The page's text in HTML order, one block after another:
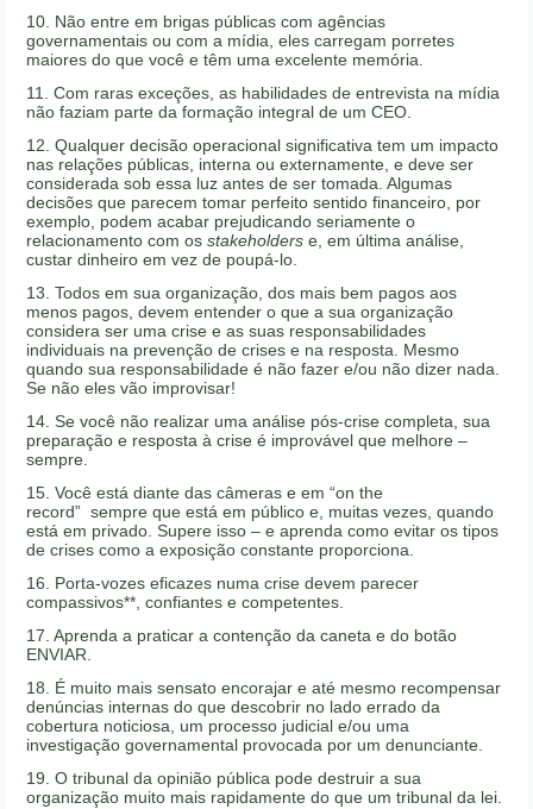
10. Não entre em brigas públicas com agências
governamentais ou com a mídia, eles carregam porretes
maiores do que você e têm uma excelente memória.
11. Com raras exceções, as habilidades de entrevista na mídia
não faziam parte da formação integral de um CEO.
12. Qualquer decisão operacional significativa tem um impacto
nas relações públicas, interna ou externamente, e deve ser
considerada sob essa luz antes de ser tomada. Algumas
decisões que parecem tomar perfeito sentido financeiro, por
exemplo, podem acabar prejudicando seriamente o
relacionamento com osstakeholders e, em última análise,
custar dinheiro em vez de poupá-lo.
13. Todos em sua organização, dos mais bem pagos aos
menos pagos, devem entender o que a sua organização
considera ser uma crise e as suas responsabilidades
individuais na prevenção de crises e na resposta. Mesmo
quando sua responsabilidade é não fazer e/ou não dizer nada.
Se não eles vão improvisar!
14. Se você não realizar uma análise pós-crise completa, sua
preparação e resposta à crise é improvável que melhore –
sempre.
15. Você está diante das câmeras e em “on the
record” sempre que está em público e, muitas vezes, quando
está em privado. Supere isso – e aprenda como evitar os tipos
de crises como a exposição constante proporciona.
16. Porta-vozes eficazes numa crise devem parecer
compassivos**, confiantes e competentes.
17. Aprenda a praticar a contenção da caneta e do botão
ENVIAR.
18. É muito mais sensato encorajar e até mesmo recompensar
denúncias internas do que descobrir no lado errado da
cobertura noticiosa, um processo judicial e/ou uma
investigação governamental provocada por um denunciante.
19. O tribunal da opinião pública pode destruir a sua
organização muito mais rapidamente do que um tribunal da lei.